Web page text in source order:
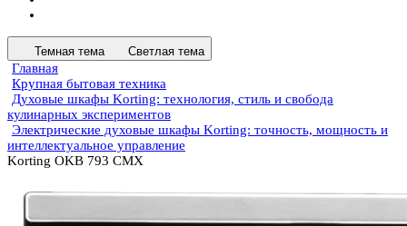
Темная тема Светлая тема
Главная
Крупная бытовая техника
Духовые шкафы Korting: технология, стиль и свобода
кулинарных экспериментов
Электрические духовые шкафы Korting: точность, мощность и
интеллектуальное управление
Korting OKB 793 CMX